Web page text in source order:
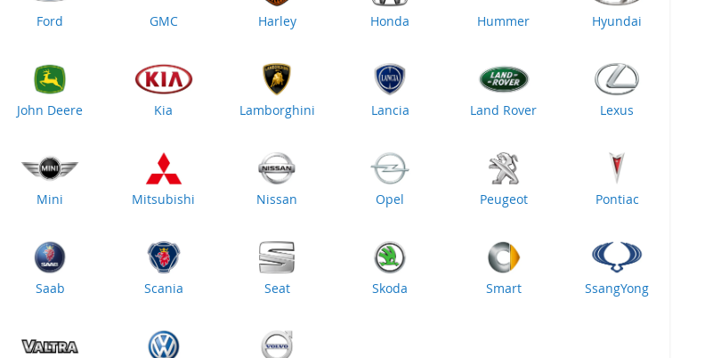
Ford GMC Harley Honda Hummer Hyundai
John Deere Kia Lamborghini Lancia Land Rover Lexus
Mini Mitsubishi Nissan Opel Peugeot Pontiac
Saab Scania Seat Skoda Smart SsangYong